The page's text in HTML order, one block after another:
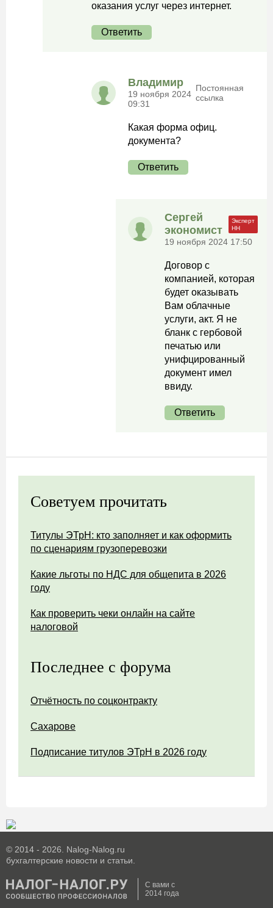
оказания услуг через интернет.
Ответить
Владимир
19 ноября 2024
09:31
Постоянная
ссылка
Какая форма офиц.
документа?
Ответить
Сергей
экономист
19 ноября 2024 17:50
Договор с
компанией, которая
будет оказывать
Вам облачные
услуги, акт. Я не
бланк с гербовой
печатью или
унифцированный
документ имел
ввиду.
Ответить
Советуем прочитать
Титулы ЭТрН: кто заполняет и как оформить
по сценариям грузоперевозки
Какие льготы по НДС для общепита в 2026
году
Как проверить чеки онлайн на сайте
налоговой
Последнее с форума
Отчётность по соцконтракту
Сахарове
Подписание титулов ЭТрН в 2026 году
© 2014 - 2026. Nalog-Nalog.ru
бухгалтерские новости и статьи.
С вами с
2014 года